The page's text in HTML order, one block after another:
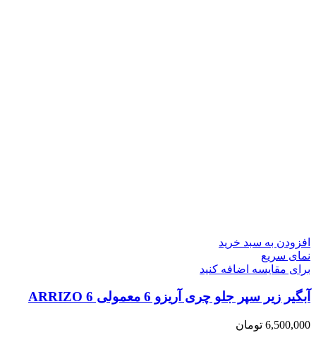
افزودن به سبد خرید
نمای سریع
برای مقایسه اضافه کنید
آبگیر زیر سپر جلو چری آریزو 6 معمولی ARRIZO 6
6,500,000 تومان